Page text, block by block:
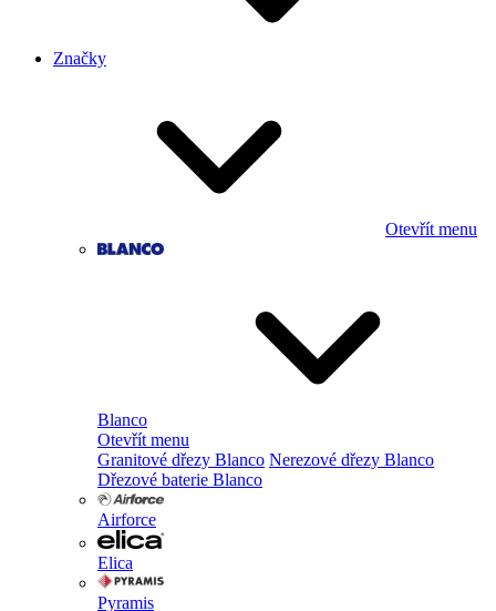
Značky
Otevřít menu
Blanco
Otevřít menu
Granitové dřezy Blanco Nerezové dřezy Blanco
Dřezové baterie Blanco
Airforce
Elica
Pyramis